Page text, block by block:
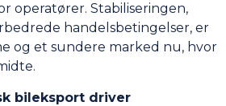
operatører. Stabiliseringen,
handelsbetingelser, er
og et sundere marked nu, hvor
bileksport driver